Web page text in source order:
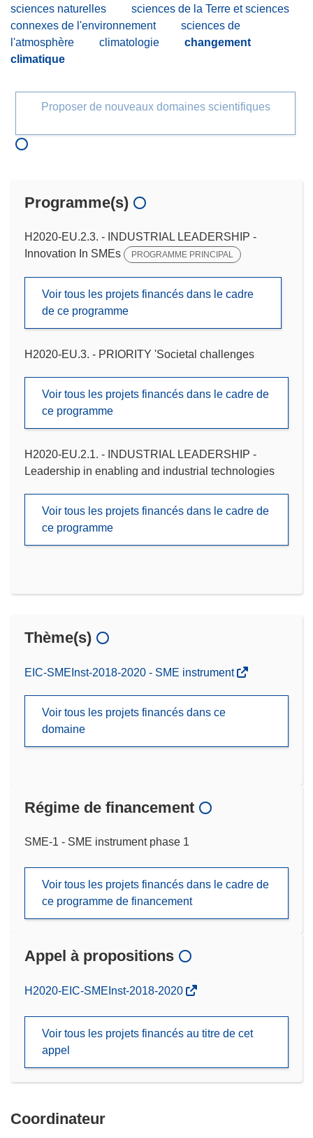
sciences naturelles
sciences de la Terre et sciences
connexes de l'environnement
sciences de
l'atmosphère
climatologie
changement
climatique
Proposer de nouveaux domaines scientifiques
Programme(s)
H2020-EU.2.3. - INDUSTRIAL LEADERSHIP -
Innovation In SMEs
PROGRAMME PRINCIPAL
Voir tous les projets financés dans le cadre
de ce programme
H2020-EU.3. - PRIORITY 'Societal challenges
Voir tous les projets financés dans le cadre de
ce programme
H2020-EU.2.1. - INDUSTRIAL LEADERSHIP -
Leadership in enabling and industrial technologies
Voir tous les projets financés dans le cadre de
ce programme
Thème(s)
EIC-SMEInst-2018-2020 - SME instrument
Voir tous les projets financés dans ce
domaine
Régime de financement
SME-1 - SME instrument phase 1
Voir tous les projets financés dans le cadre de
ce programme de financement
Appel à propositions
(s’ouvre
nouvelle
fenêtre)
H2020-EIC-SMEInst-2018-2020
Voir tous les projets financés au titre de cet
appel
Coordinateur